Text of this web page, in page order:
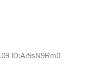
ID:Ar9sN9Rm0